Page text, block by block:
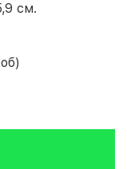
см.